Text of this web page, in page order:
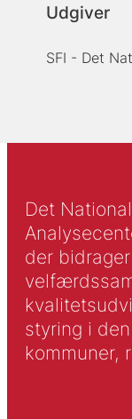
Udgiver
SFI - Det
Det
der
styring i
kommuner,